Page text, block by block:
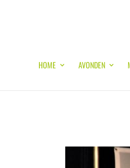
HOME AVONDEN